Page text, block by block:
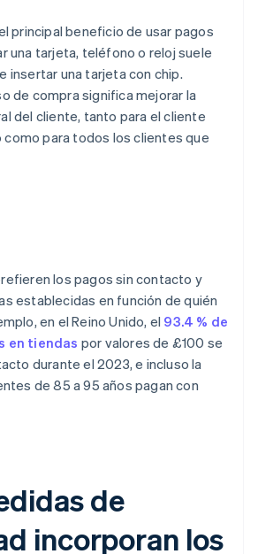
principal beneficio de usar pagos
una tarjeta, teléfono o reloj suele
insertar una tarjeta con chip.
de compra significa mejorar la
del cliente, tanto para el cliente
para todos los clientes que
los pagos sin contacto y
establecidas en función de quién
en el Reino Unido, el 93.4 % de
en tiendas por valores de £100 se
durante el 2023, e incluso la
de 85 a 95 años pagan con
de
incorporan los